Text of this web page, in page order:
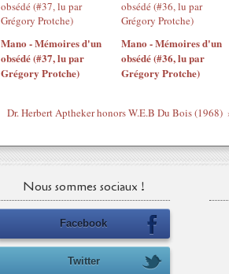
Mano - Mémoires d'un
obsédé (#37, lu par
Grégory Protche)
Mano - Mémoires d'un
obsédé (#36, lu par
Grégory Protche)
Dr. Herbert Aptheker honors W.E.B Du Bois (1968)
Nous sommes sociaux !
Facebook
Twitter